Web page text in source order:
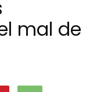
mal de